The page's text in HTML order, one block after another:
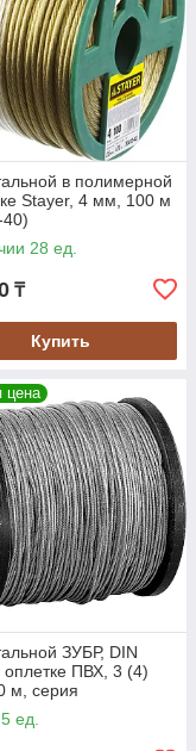
в полимерной
Stayer, 4 мм, 100 м
28 ед.
₸
Купить
цена
ЗУБР, DIN
оплетке ПВХ, 3 (4)
м, серия
(4-304120-
ед.